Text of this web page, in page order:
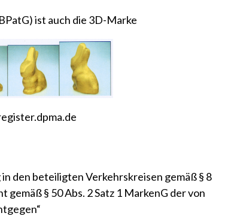
ist auch die 3D-Marke
den beteiligten Verkehrskreisen gemäß § 8
§ 50 Abs. 2 Satz 1 MarkenG der von